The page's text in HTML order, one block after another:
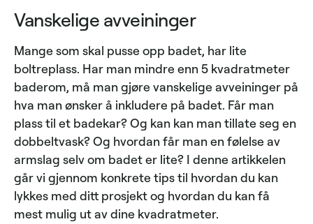
Vanskelige avveininger
Mange som skal pusse opp badet, har lite
boltreplass. Har man mindre enn 5 kvadratmeter
baderom, må man gjøre vanskelige avveininger på
hva man ønsker å inkludere på badet. Får man
plass til et badekar? Og kan kan man tillate seg en
dobbeltvask? Og hvordan får man en følelse av
armslag selv om badet er lite? I denne artikkelen
går vi gjennom konkrete tips til hvordan du kan
lykkes med ditt prosjekt og hvordan du kan få
mest mulig ut av dine kvadratmeter.